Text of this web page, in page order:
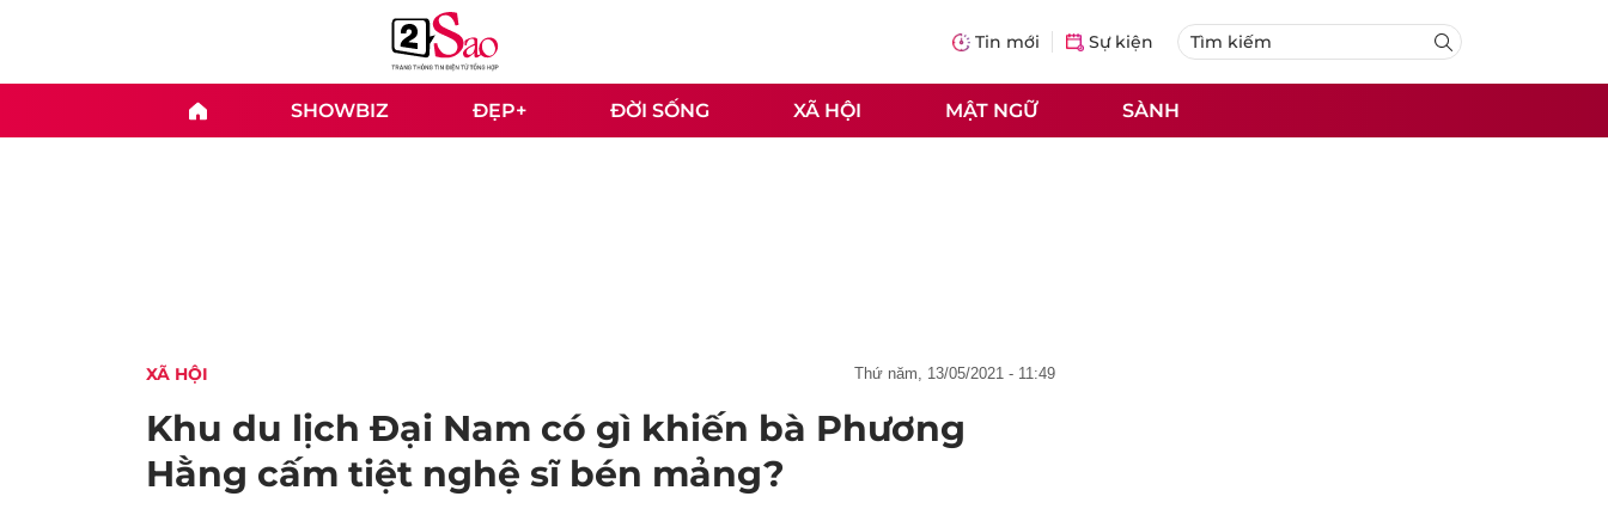
Tin mới Sự kiện
SHOWBIZ ĐẸP+ ĐỜI SỐNG XÃ HỘI MẬT NGỮ SÀNH
XÃ HỘI thứ năm, 13/05/2021 - 11:49
Khu du lịch Đại Nam có gì khiến bà Phương
Hằng cấm tiệt nghệ sĩ bén mảng?